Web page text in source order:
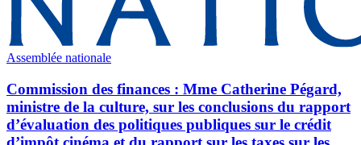
Assemblée nationale
Commission des finances : Mme Catherine Pégard,
ministre de la culture, sur les conclusions du rapport
d’évaluation des politiques publiques sur le crédit